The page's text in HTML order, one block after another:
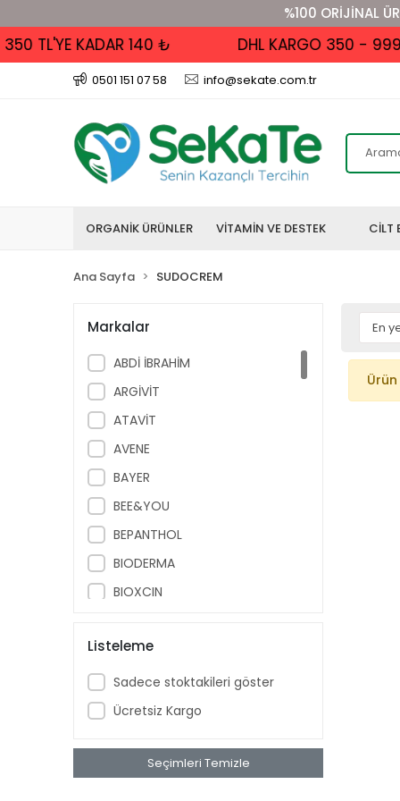
%100 ORİJİNAL
TL'YE KADAR 140 ₺ DHL KARGO 350 - 999
0501 151 07 58 info@sekate.com.tr
ORGANİK ÜRÜNLER VİTAMİN VE DESTEK CİLT
Ana Sayfa SUDOCREM
Markalar
ABDİ İBRAHİM
ARGİVİT
ATAVİT
AVENE
BAYER
BEE&YOU
BEPANTHOL
BIODERMA
BIOXCIN
BRUNO BABY
CAUDALIE
CECEMED
DR. THOMSON
Listeleme
Sadece stoktakileri göster
Ücretsiz Kargo
Seçimleri Temizle